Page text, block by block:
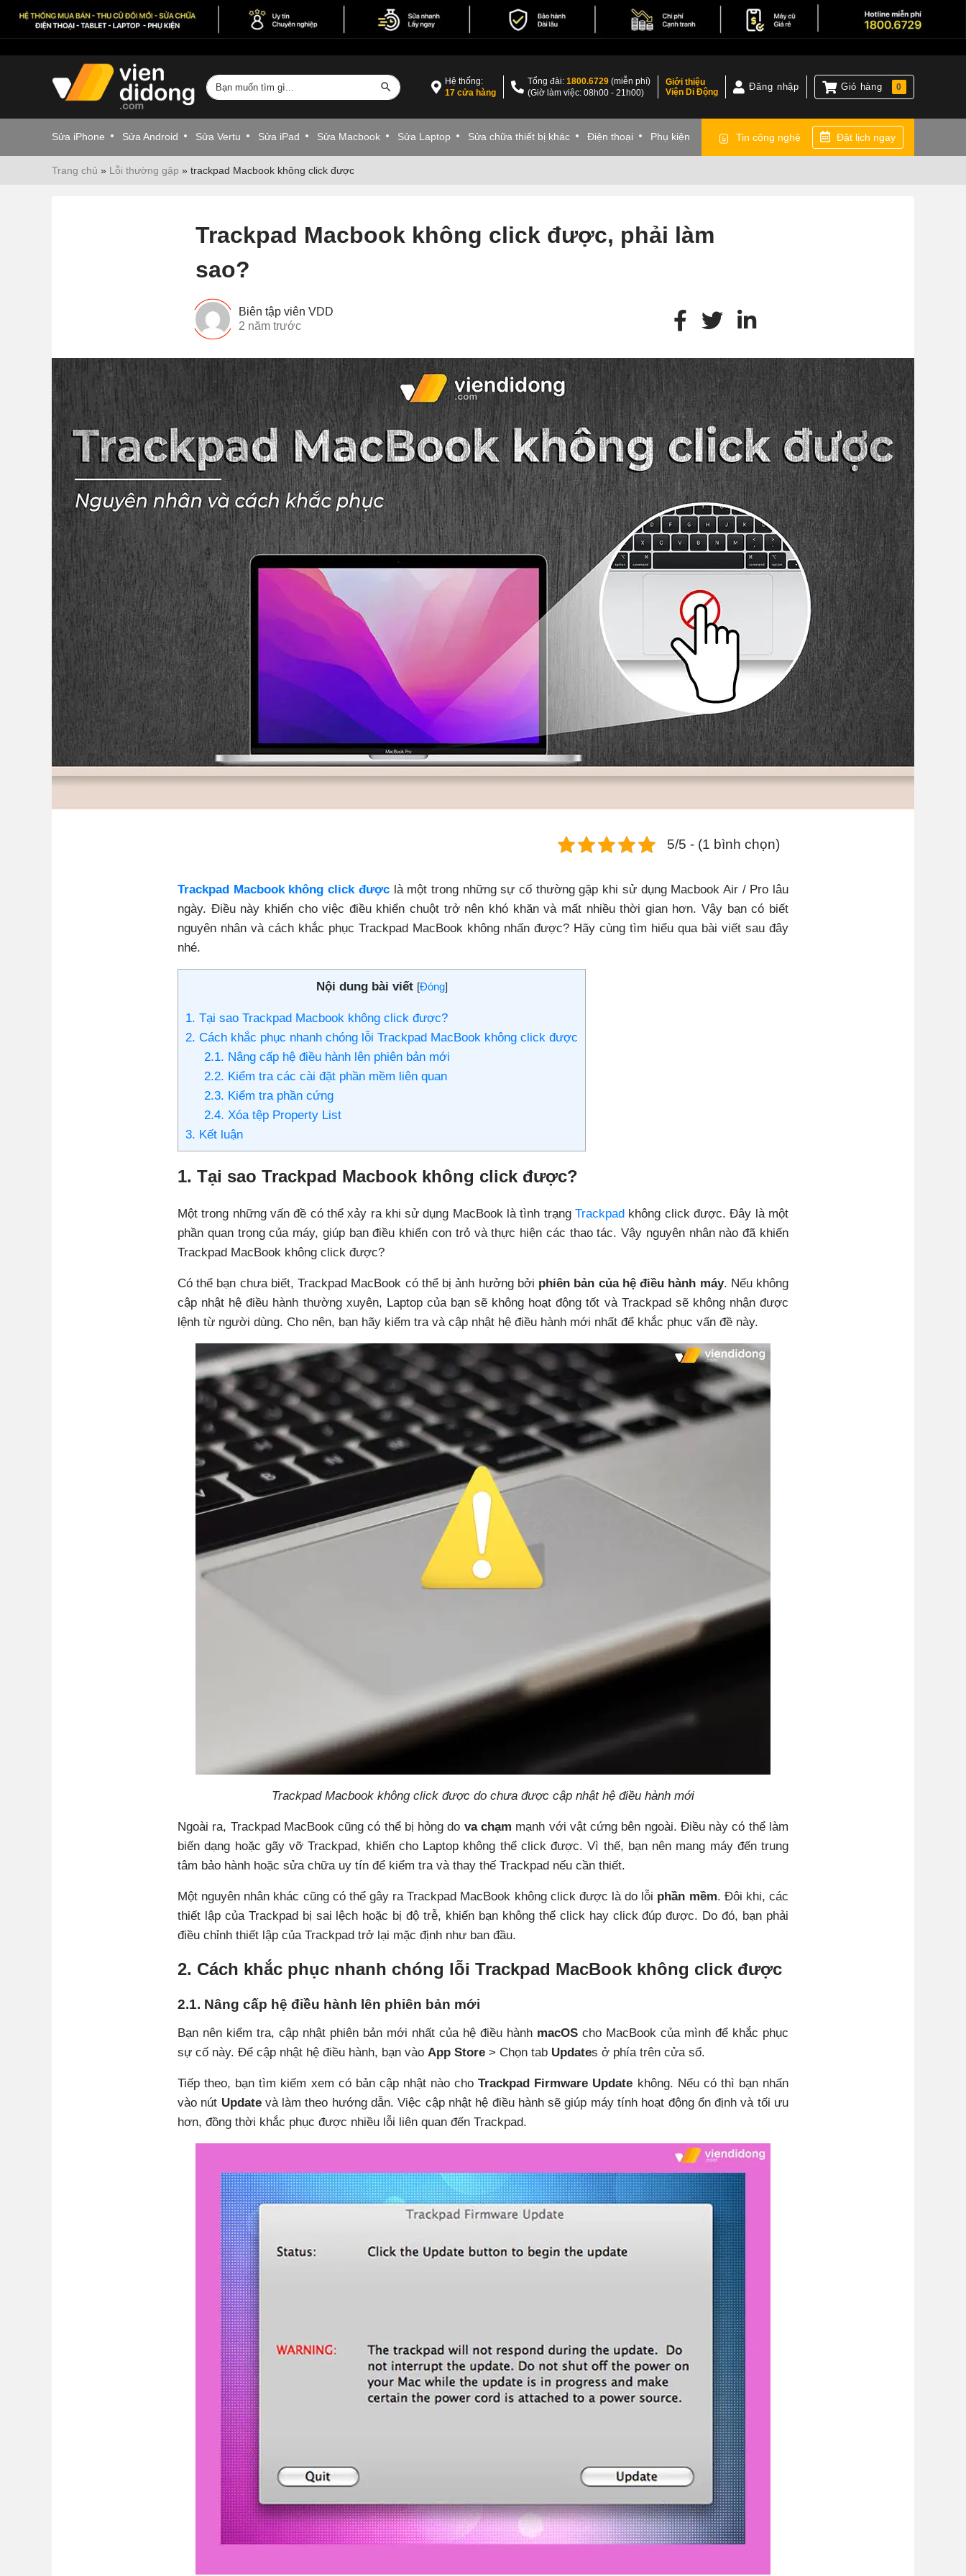
Hệ thống:
17 cửa hàng
Tổng đài:1800.6729 (miễn phí)
(Giờ làm việc: 08h00 - 21h00)
Giới thiệu
Viện Di Động
Đăng nhập Giỏ hàng 0
Sửa iPhone Sửa Android Sửa Vertu Sửa iPad Sửa Macbook Sửa Laptop Sửa chữa thiết bị khác Điện thoại Phụ kiện Tin công nghệ Đặt lịch ngay
Trang chủ » Lỗi thường gặp » trackpad Macbook không click được
Trackpad Macbook không click được, phải làm
sao?
Biên tập viên VDD
2 năm trước
5/5 - (1 bình chọn)
Trackpad Macbook không click đượclà một trong những sự cố thường gặp khi sử dụng Macbook Air / Pro lâu
ngày. Điều này khiến cho việc điều khiển chuột trở nên khó khăn và mất nhiều thời gian hơn. Vậy bạn có biết
nguyên nhân và cách khắc phục Trackpad MacBook không nhấn được? Hãy cùng tìm hiểu qua bài viết sau đây
nhé.
Nội dung bài viết [Đóng]
1. Tại sao Trackpad Macbook không click được?
2. Cách khắc phục nhanh chóng lỗi Trackpad MacBook không click được
2.1. Nâng cấp hệ điều hành lên phiên bản mới
2.2. Kiểm tra các cài đặt phần mềm liên quan
2.3. Kiểm tra phần cứng
2.4. Xóa tệp Property List
3. Kết luận
1. Tại sao Trackpad Macbook không click được?
Một trong những vấn đề có thể xảy ra khi sử dụng MacBook là tình trạngTrackpad không click được. Đây là một
phần quan trọng của máy, giúp bạn điều khiển con trỏ và thực hiện các thao tác. Vậy nguyên nhân nào đã khiến
Trackpad MacBook không click được?
Có thể bạn chưa biết, Trackpad MacBook có thể bị ảnh hưởng bởi phiên bản của hệ điều hành máy. Nếu không
cập nhật hệ điều hành thường xuyên, Laptop của bạn sẽ không hoạt động tốt và Trackpad sẽ không nhận được
lệnh từ người dùng. Cho nên, bạn hãy kiểm tra và cập nhật hệ điều hành mới nhất để khắc phục vấn đề này.
Trackpad Macbook không click được do chưa được cập nhật hệ điều hành mới
Ngoài ra, Trackpad MacBook cũng có thể bị hỏng do va chạm mạnh với vật cứng bên ngoài. Điều này có thể làm
biến dạng hoặc gãy vỡ Trackpad, khiến cho Laptop không thể click được. Vì thế, bạn nên mang máy đến trung
tâm bảo hành hoặc sửa chữa uy tín để kiểm tra và thay thế Trackpad nếu cần thiết.
Một nguyên nhân khác cũng có thể gây ra Trackpad MacBook không click được là do lỗi phần mềm. Đôi khi, các
thiết lập của Trackpad bị sai lệch hoặc bị độ trễ, khiến bạn không thể click hay click đúp được. Do đó, bạn phải
điều chỉnh thiết lập của Trackpad trở lại mặc định như ban đầu.
2. Cách khắc phục nhanh chóng lỗi Trackpad MacBook không click được
2.1. Nâng cấp hệ điều hành lên phiên bản mới
Bạn nên kiểm tra, cập nhật phiên bản mới nhất của hệ điều hành macOS cho MacBook của mình để khắc phục
sự cố này. Để cập nhật hệ điều hành, bạn vào App Store > Chọn tab Updates ở phía trên cửa sổ.
Tiếp theo, bạn tìm kiếm xem có bản cập nhật nào choTrackpad Firmware Update không. Nếu có thì bạn nhấn
vào nút Updatevà làm theo hướng dẫn. Việc cập nhật hệ điều hành sẽ giúp máy tính hoạt động ổn định và tối ưu
hơn, đồng thời khắc phục được nhiều lỗi liên quan đến Trackpad.